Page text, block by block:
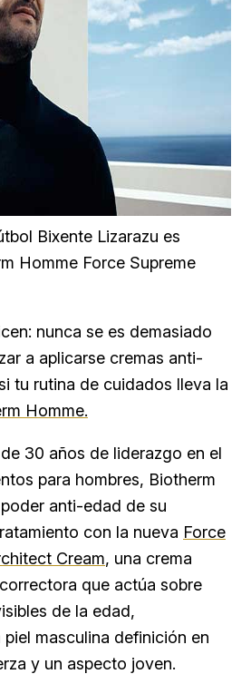
Bixente Lizarazu es
Homme Force Supreme
nunca se es demasiado
a aplicarse cremas anti-
tu rutina de cuidados lleva la
Homme.
30 años de liderazgo en el
para hombres, Biotherm
anti-edad de su
con la nueva Force
Cream, una crema
que actúa sobre
de la edad,
masculina definición en
y un aspecto joven.